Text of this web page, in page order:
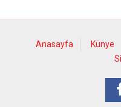
Anasayfa Künye